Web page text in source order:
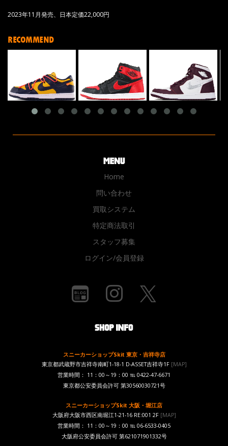
2023年11月発売、日本定価22,000円
RECOMMEND
Home
問い合わせ
買取システム
特定商法取引
スタッフ募集
ログイン/会員登録
スニーカーショップSkit 東京・吉祥寺店
東京都武蔵野市吉祥寺南町1-18-1 D-ASSET吉祥寺1F [MAP]
営業時間： 11：00～19：00 ℡ 0422-47-6671
東京都公安委員会許可 第30560030721号
スニーカーショップSkit 大阪・堀江店
大阪府大阪市西区南堀江1-21-16 RE:001 2F[MAP]
営業時間： 11：00～19：00 ℡ 06-6533-0405
大阪府公安委員会許可 第621071901332号